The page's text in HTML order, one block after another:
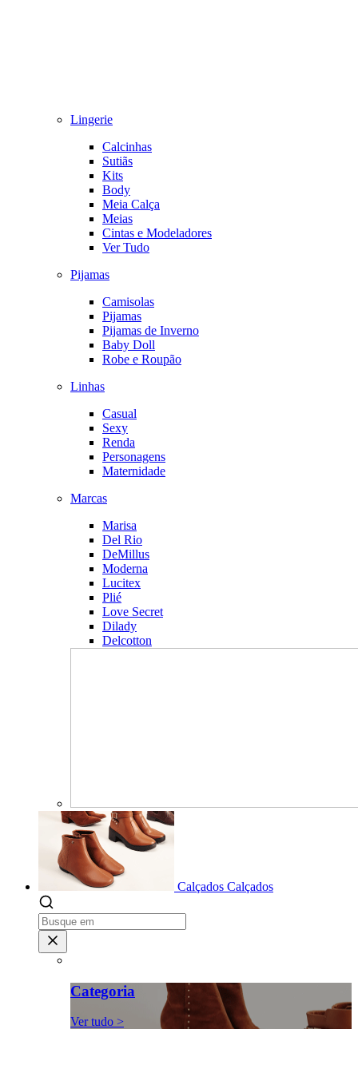
Lingerie
Calcinhas
Sutiãs
Kits
Body
Meia Calça
Meias
Cintas e Modeladores
Ver Tudo
Pijamas
Camisolas
Pijamas
Pijamas de Inverno
Baby Doll
Robe e Roupão
Linhas
Casual
Sexy
Renda
Personagens
Maternidade
Marcas
Marisa
Del Rio
DeMillus
Moderna
Lucitex
Plié
Love Secret
Dilady
Delcotton
Calçados Calçados
Categoria
Ver tudo >